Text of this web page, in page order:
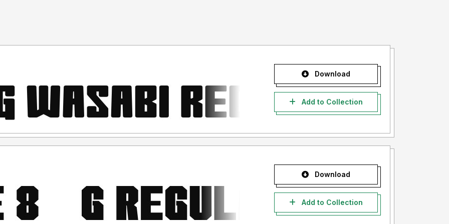
"Personal Use"/kebutuhan pribadi, atau untuk
menghasilkan profit atau keuntungan dari hasil
individu, Agensi Desain Grafis, Percetakan, Distro
melalui link ini :
KERAS menggunakan atau memanfaatkan font ini
TV, Film, Video, Motion Graphics, Youtube, Desain
ataupun Digital) atau Media apapun dengan tujuan
Download
Add to Collection
Download
Add to Collection